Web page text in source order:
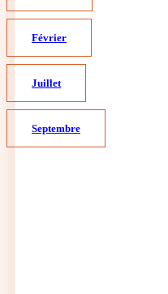
Février
Juillet
Septembre